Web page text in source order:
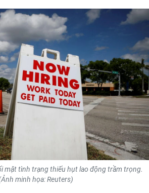
NGHỆ
mặt tình trạng thiếu hụt lao động trầm trọng.
minh họa: Reuters)